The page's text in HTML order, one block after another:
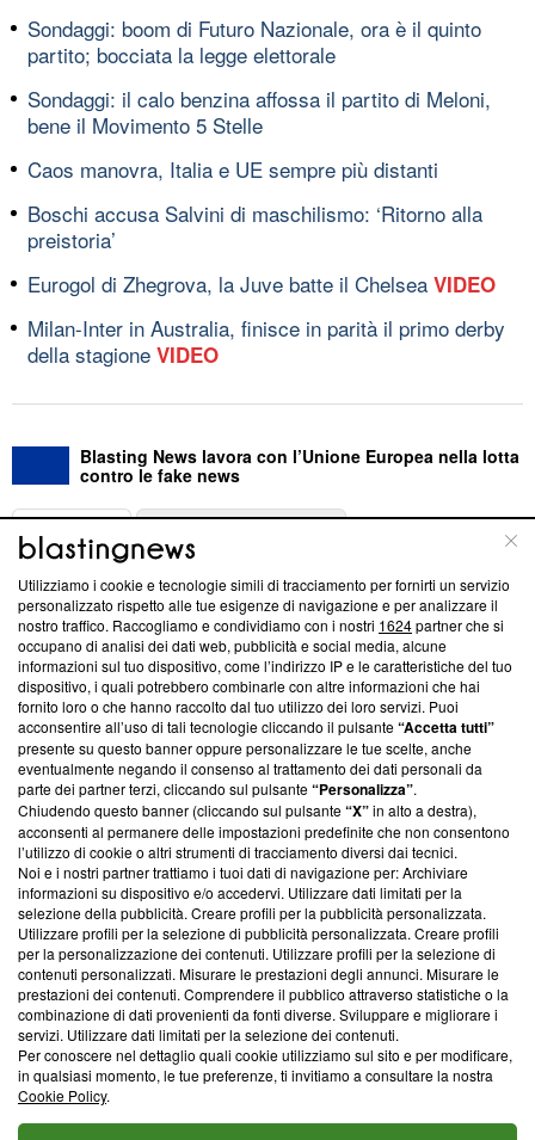
Sondaggi: boom di Futuro Nazionale, ora è il quinto
partito; bocciata la legge elettorale
Sondaggi: il calo benzina affossa il partito di Meloni,
bene il Movimento 5 Stelle
Caos manovra, Italia e UE sempre più distanti
Boschi accusa Salvini di maschilismo: ‘Ritorno alla
preistoria’
Eurogol di Zhegrova, la Juve batte il Chelsea VIDEO
Milan-Inter in Australia, finisce in parità il primo derby
della stagione VIDEO
Blasting News lavora con l’Unione Europea nella lotta
contro le fake news
ABOUT
Questa sezione offre informazioni trasparenti su Blasting
News, sui nostri processi editoriali e su come ci impegniamo a
creare news di qualità. Inoltre, afferma la nostra aderenza a
‘Trust Project - News with Integrity’Blasting News non è
ancora membro del programma, ma ha richiesto di farne
parte; Trust Project non ha ancora effettuato una verifica di
conformità agli standard.
Su di noi
Team editoriale
Corporate
Redazione
Informativa Privacy
Cookie Policy
Blasting SA, IDI CHE-247.845.224, Via Carlo Frasca, 3 - 6900
Lugano (Svizzera) Tel:+39 0690258937
© 2026 Blasting News
Utilizziamo i cookie e tecnologie simili di tracciamento per fornirti un servizio
personalizzato rispetto alle tue esigenze di navigazione e per analizzare il
nostro traffico. Raccogliamo e condividiamo con i nostri 1624partner che si
occupano di analisi dei dati web, pubblicità e social media, alcune
informazioni sul tuo dispositivo, come l’indirizzo IP e le caratteristiche del tuo
dispositivo, i quali potrebbero combinarle con altre informazioni che hai
fornito loro o che hanno raccolto dal tuo utilizzo dei loro servizi. Puoi
acconsentire all’uso di tali tecnologie cliccando il pulsante“Accetta tutti”
presente su questo banner oppure personalizzare le tue scelte, anche
eventualmente negando il consenso al trattamento dei dati personali da
parte dei partner terzi, cliccando sul pulsante“Personalizza”.
Chiudendo questo banner (cliccando sul pulsante“X”in alto a destra),
acconsenti al permanere delle impostazioni predefinite che non consentono
l’utilizzo di cookie o altri strumenti di tracciamento diversi dai tecnici.
Noi e i nostri partner trattiamo i tuoi dati di navigazione per: Archiviare
informazioni su dispositivo e/o accedervi. Utilizzare dati limitati per la
selezione della pubblicità. Creare profili per la pubblicità personalizzata.
Utilizzare profili per la selezione di pubblicità personalizzata. Creare profili
per la personalizzazione dei contenuti. Utilizzare profili per la selezione di
contenuti personalizzati. Misurare le prestazioni degli annunci. Misurare le
prestazioni dei contenuti. Comprendere il pubblico attraverso statistiche o la
combinazione di dati provenienti da fonti diverse. Sviluppare e migliorare i
servizi. Utilizzare dati limitati per la selezione dei contenuti.
Per conoscere nel dettaglio quali cookie utilizziamo sul sito e per modificare,
in qualsiasi momento, le tue preferenze, ti invitiamo a consultare la nostra
Cookie Policy.